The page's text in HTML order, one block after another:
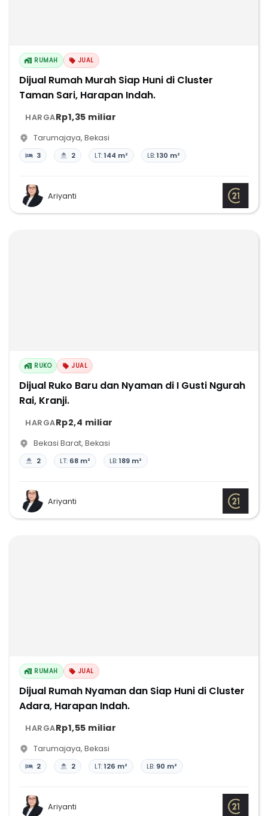
RUMAH JUAL
Dijual Rumah Murah Siap Huni di Cluster
Taman Sari, Harapan Indah.
HARGARp1,35 miliar
Tarumajaya, Bekasi
3 2 LT:144 m² LB:130 m²
Ariyanti
RUKO JUAL
Dijual Ruko Baru dan Nyaman di I Gusti Ngurah
Rai, Kranji.
HARGARp2,4 miliar
Bekasi Barat, Bekasi
2 LT: 68 m² LB:189 m²
Ariyanti
RUMAH JUAL
Dijual Rumah Nyaman dan Siap Huni di Cluster
Adara, Harapan Indah.
HARGARp1,55 miliar
Tarumajaya, Bekasi
2 2 LT:126 m² LB: 90 m²
Ariyanti